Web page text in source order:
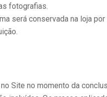
fotografias.
será conservada na loja
Site no momento da